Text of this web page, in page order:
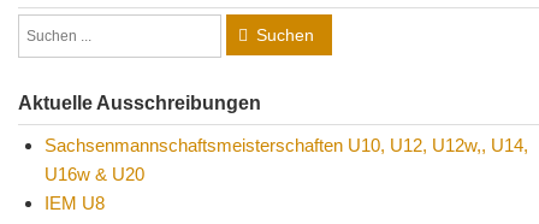
Suchen
Aktuelle Ausschreibungen
Sachsenmannschaftsmeisterschaften U10, U12, U12w,, U14,
U16w & U20
IEM U8